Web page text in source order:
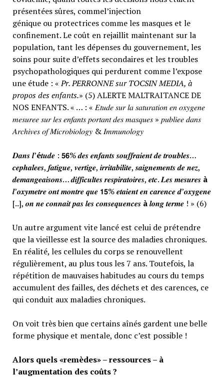
présentées sûres, commel’injection
génique ou protectrices comme les masques et le
confinement. Le coût en rejaillit maintenant sur la
population, tant les dépenses du gouvernement, les
soins pour suite d’effets secondaires et les troubles
psychopathologiques qui perdurent comme l’expose
une étude : «Pr. PERRONNE sur TOCSIN MEDIA, à
propos des enfants.» (5) ALERTE MALTRAITANCE DE
NOS ENFANTS. « … : « 𝐸𝑡𝑢𝑑𝑒 𝑠𝑢𝑟 𝑙𝑎 𝑠𝑎𝑡𝑢𝑟𝑎𝑡𝑖𝑜𝑛 𝑒𝑛 𝑜𝑥𝑦𝑔𝑒𝑛𝑒
𝑚𝑒𝑠𝑢𝑟𝑒𝑒 𝑠𝑢𝑟 𝑙𝑒𝑠 𝑒𝑛𝑓𝑎𝑛𝑡𝑠 𝑝𝑜𝑟𝑡𝑎𝑛𝑡 𝑑𝑒𝑠 𝑚𝑎𝑠𝑞𝑢𝑒𝑠 » 𝑝𝑢𝑏𝑙𝑖𝑒𝑒 𝑑𝑎𝑛𝑠
𝐴𝑟𝑐ℎ𝑖𝑣𝑒𝑠 𝑜𝑓 𝑀𝑖𝑐𝑟𝑜𝑏𝑖𝑜𝑙𝑜𝑔𝑦 & 𝐼𝑚𝑚𝑢𝑛𝑜𝑙𝑜𝑔𝑦
𝑫𝒂𝒏𝒔 𝒍’é𝒕𝒖𝒅𝒆 : 𝟱𝟲% 𝒅𝒆𝒔 𝒆𝒏𝒇𝒂𝒏𝒕𝒔 𝒔𝒐𝒖𝒇𝒇𝒓𝒂𝒊𝒆𝒏𝒕 𝒅𝒆 𝒕𝒓𝒐𝒖𝒃𝒍𝒆𝒔…
𝒄𝒆𝒑𝒉𝒂𝒍𝒆𝒆𝒔, 𝒇𝒂𝒕𝒊𝒈𝒖𝒆, 𝒗𝒆𝒓𝒕𝒊𝒈𝒆, 𝒊𝒓𝒓𝒊𝒕𝒂𝒃𝒊𝒍𝒊𝒕𝒆, 𝒔𝒂𝒊𝒈𝒏𝒆𝒎𝒆𝒏𝒕𝒔 𝒅𝒆 𝒏𝒆𝒛,
𝒅𝒆𝒎𝒂𝒏𝒈𝒆𝒂𝒊𝒔𝒐𝒏𝒔… 𝒅𝒊𝒇𝒇𝒊𝒄𝒖𝒍𝒕𝒆𝒔 𝒓𝒆𝒔𝒑𝒊𝒓𝒂𝒕𝒐𝒊𝒓𝒆𝒔, 𝒆𝒕𝒄. 𝑳𝒆𝒔 𝒎𝒆𝒔𝒖𝒓𝒆𝒔 à
𝒍’𝒐𝒙𝒚𝒎𝒆𝒕𝒓𝒆 𝒐𝒏𝒕 𝒎𝒐𝒏𝒕𝒓𝒆 𝒒𝒖𝒆 𝟭𝟱% 𝒆𝒕𝒂𝒊𝒆𝒏𝒕 𝒆𝒏 𝒄𝒂𝒓𝒆𝒏𝒄𝒆 𝒅’𝒐𝒙𝒚𝒈𝒆𝒏𝒆
[..], 𝒐𝒏 𝒏𝒆 𝒄𝒐𝒏𝒏𝒂𝒊𝒕 𝒑𝒂𝒔 𝒍𝒆𝒔 𝒄𝒐𝒏𝒔𝒆𝒒𝒖𝒆𝒏𝒄𝒆𝒔 à𝒍𝒐𝒏𝒈 𝒕𝒆𝒓𝒎𝒆 ! » (6)
Un autre argument vite lancé est celui de prétendre
que la vieillesse est la source des maladies chroniques.
En réalité, les cellules du corps se renouvellent
régulièrement, au plus tous les 7 ans. Toutefois, la
répétition de mauvaises habitudes au cours du temps
accumulent des failles, des déchets et des carences, ce
qui conduit aux maladies chroniques.
On voit très bien que certains aînés gardent une belle
forme physique et mentale, donc c’est possible !
Alors quels «remèdes» – ressources – à
l’augmentation des coûts ?